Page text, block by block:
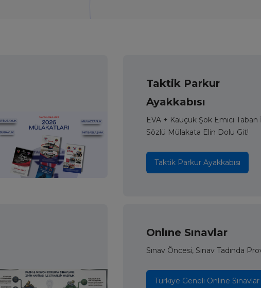
Taktik Parkur
Ayakkabısı
EVA + Kauçuk Şok Emici Taban
Sözlü Mülakata Elin Dolu Git!
Taktik Parkur Ayakkabısı
Onlıne Sınavlar
Sınav Öncesi, Sınav Tadında
Türkiye Geneli Onlıne Sınavlar